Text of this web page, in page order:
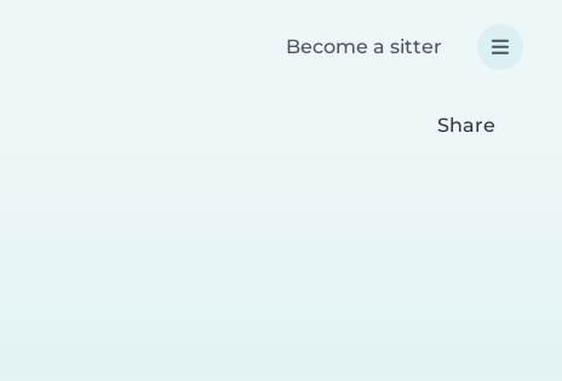
Become a sitter
Share